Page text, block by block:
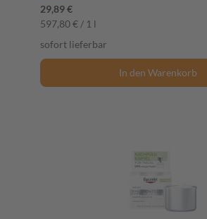
29,89 €
597,80 € / 1 l
sofort lieferbar
In den Warenkorb